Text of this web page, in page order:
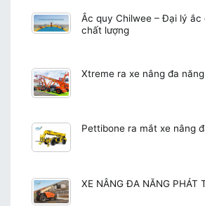
Ắc quy Chilwee – Đại lý ắc
chất lượng
Xtreme ra xe nâng đa
Pettibone ra mắt xe nâng
XE NÂNG ĐA NĂNG PHÁT